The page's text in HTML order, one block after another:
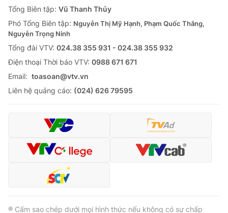
Tổng Biên tập: Vũ Thanh Thủy
Phó Tổng Biên tập: Nguyễn Thị Mỹ Hạnh, Phạm Quốc Thắng,
Nguyễn Trọng Ninh
Tổng đài VTV: 024.38 355 931 - 024.38 355 932
Ðiện thoại Thời báo VTV: 0988 671 671
Email: toasoan@vtv.vn
Liên hệ quảng cáo: (024) 626 79595
® Cấm sao chép dưới mọi hình thức nếu không có sự chấp